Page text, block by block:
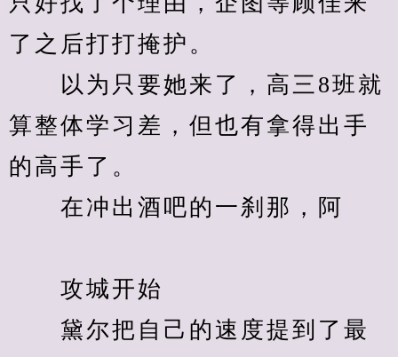
了之后打打掩护。
以为只要她来了，高三8班就
算整体学习差，但也有拿得出手
的高手了。
在冲出酒吧的一刹那，阿
攻城开始
黛尔把自己的速度提到了最